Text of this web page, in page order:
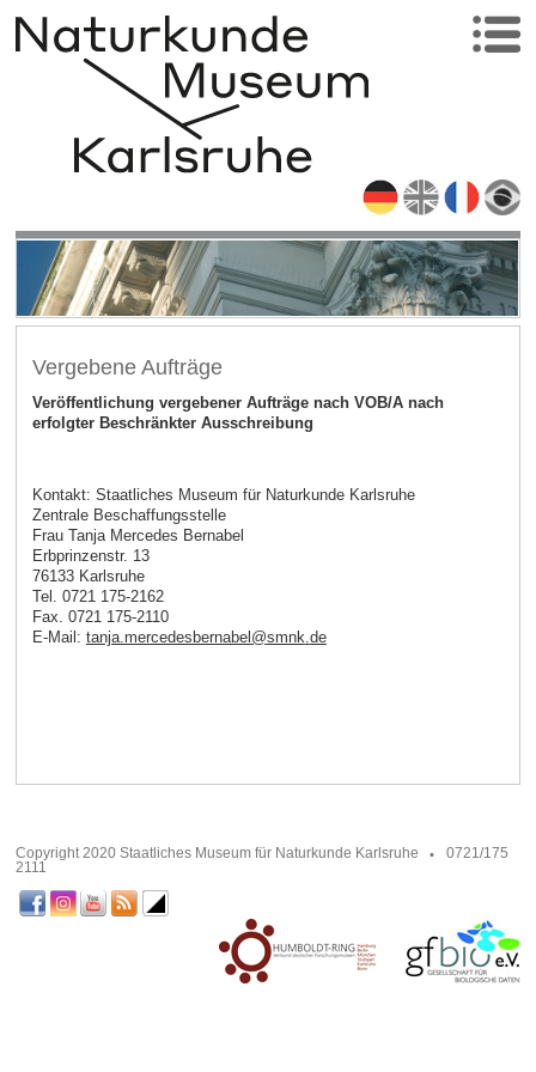
Vergebene Aufträge
Veröffentlichung vergebener Aufträge nach VOB/A nach
erfolgter Beschränkter Ausschreibung
Kontakt: Staatliches Museum für Naturkunde Karlsruhe
Zentrale Beschaffungsstelle
Frau Tanja Mercedes Bernabel
Erbprinzenstr. 13
76133 Karlsruhe
Tel. 0721 175-2162
Fax. 0721 175-2110
E-Mail: tanja.mercedesbernabel @smnk.de
Copyright 2020 Staatliches Museum für Naturkunde Karlsruhe
0721/175
2111